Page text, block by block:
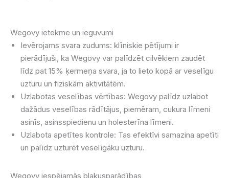
Wegovy ietekme un ieguvumi
Ievērojams svara zudums: klīniskie pētījumi ir
pierādījuši, ka Wegovy var palīdzēt cilvēkiem zaudēt
līdz pat 15% ķermeņa svara, ja to lieto kopā ar veselīgu
uzturu un fiziskām aktivitātēm.
Uzlabotas veselības vērtības: Wegovy palīdz uzlabot
dažādus veselības rādītājus, piemēram, cukura līmeni
asinīs, asinsspiedienu un holesterīna līmeni.
Uzlabota apetītes kontrole: Tas efektīvi samazina apetīti
un palīdz uzturēt veselīgāku uzturu.
Wegovy iespējamās blakusparādības